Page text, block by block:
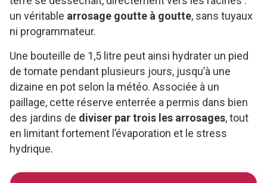
un véritable arrosage goutte à goutte, sans tuyaux
ni programmateur.
Une bouteille de 1,5 litre peut ainsi hydrater un pied
de tomate pendant plusieurs jours, jusqu’à une
dizaine en pot selon la météo. Associée à un
paillage, cette réserve enterrée a permis dans bien
des jardins de diviser par trois les arrosages, tout
en limitant fortement l’évaporation et le stress
hydrique.